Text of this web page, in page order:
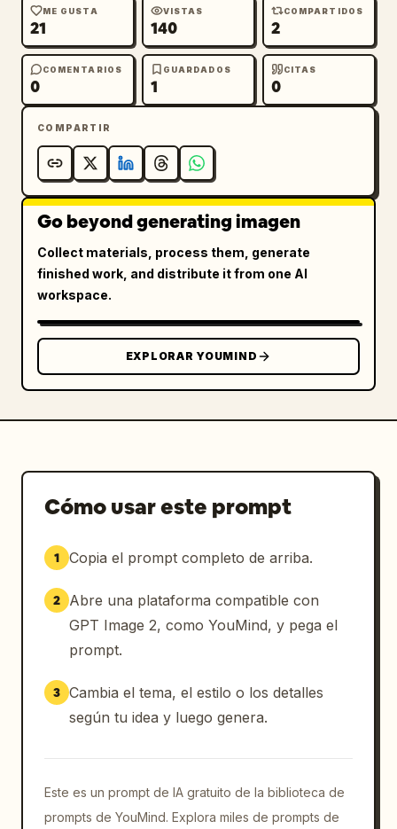
ME GUSTA
21
VISTAS
140
COMPARTIDOS
2
COMENTARIOS
0
GUARDADOS
1
CITAS
0
COMPARTIR
Go beyond generating imagen
Collect materials, process them, generate
finished work, and distribute it from one AI
workspace.
EXPLORAR YOUMIND
Cómo usar este prompt
1 Copia el prompt completo de arriba.
2
Abre una plataforma compatible con
GPT Image 2, como YouMind, y pega el
prompt.
3 Cambia el tema, el estilo o los detalles
según tu idea y luego genera.
Este es un prompt de IA gratuito de la biblioteca de
prompts de YouMind. Explora miles de prompts de